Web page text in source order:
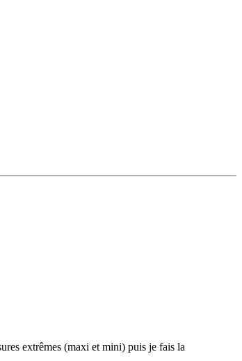
extrêmes (maxi et mini) puis je fais la